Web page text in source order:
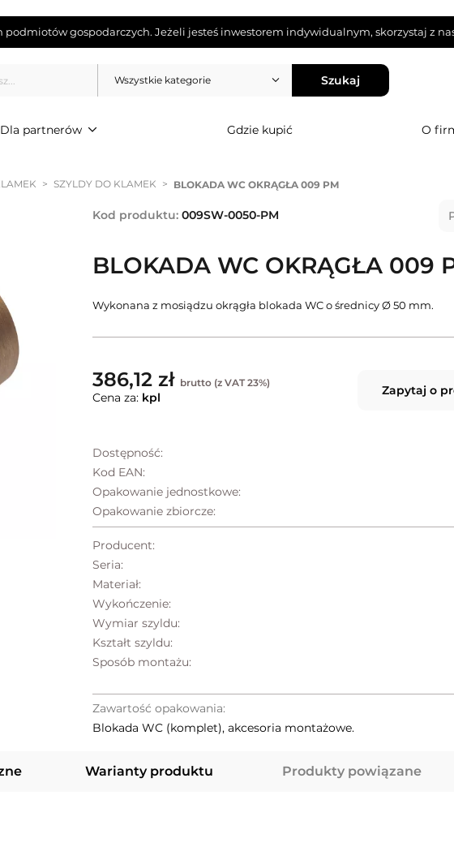
gospodarczych. Jeżeli jesteś inwestorem indywidualnym, skorzystaj z
Wszystkie kategorie Szukaj
Dla partnerów Gdzie kupić O
> SZYLDY DO KLAMEK > BLOKADA WC OKRĄGŁA 009 PM
Kod produktu: 009SW-0050-PM
BLOKADA WC OKRĄGŁA 009
Wykonana z mosiądzu okrągła blokada WC o średnicy Ø 50 mm.
386,12 zł brutto (z VAT 23%)
Cena za: kpl Zapytaj o
Dostępność:
Kod EAN:
Opakowanie jednostkowe:
Opakowanie zbiorcze:
Producent:
Seria:
Materiał:
Wykończenie:
Wymiar szyldu:
Kształt szyldu:
Sposób montażu:
Zawartość opakowania:
Blokada WC (komplet), akcesoria montażowe.
Warianty produktu Produkty powiązane